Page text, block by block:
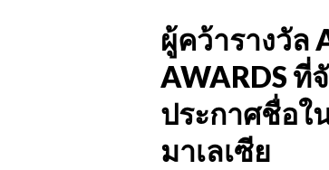
ผู้คว้ารางวัล
AWARDS ที่
ประกาศชื่อใ
มาเลเซีย